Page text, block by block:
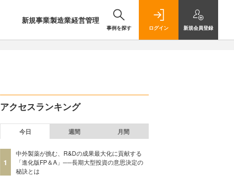
新規事業製造業経営管理
事例を探す ログイン 新規会員登録
アクセスランキング
今日 週間 月間
1
中外製薬が挑む、R&Dの成果最大化に貢献する
「進化版FP＆A」──長期大型投資の意思決定の
秘訣とは